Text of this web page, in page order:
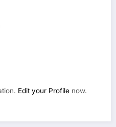
Edit your Profile now.